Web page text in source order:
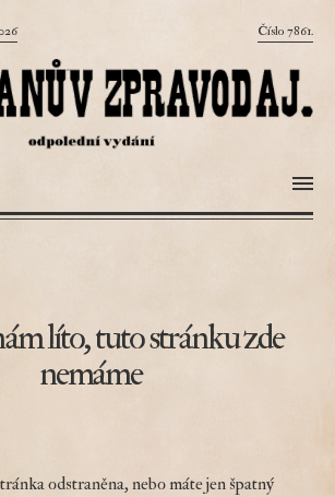
Číslo 7861.
líto, tuto stránku zde
nemáme
odstraněna, nebo máte jen špatný